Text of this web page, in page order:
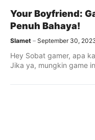
Your Boyfriend:
Penuh Bahaya!
Slamet September 30,
Hey Sobat gamer, apa
Jika ya, mungkin game